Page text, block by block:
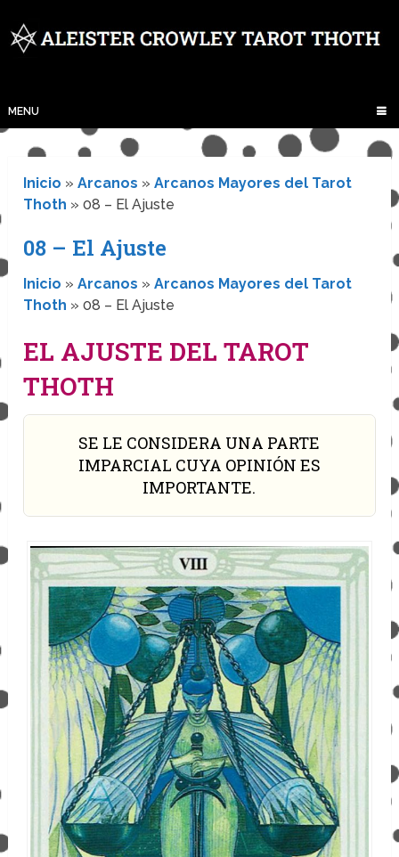
MENU
Inicio »Arcanos »Arcanos Mayores del Tarot
Thoth »08 – El Ajuste
08 – El Ajuste
Inicio »Arcanos »Arcanos Mayores del Tarot
Thoth »08 – El Ajuste
EL AJUSTE DEL TAROT
THOTH
SE LE CONSIDERA UNA PARTE
IMPARCIAL CUYA OPINIÓN ES
IMPORTANTE.